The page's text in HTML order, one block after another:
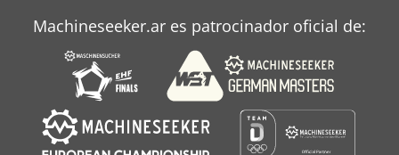
Machineseeker.ar es patrocinador oficial de: